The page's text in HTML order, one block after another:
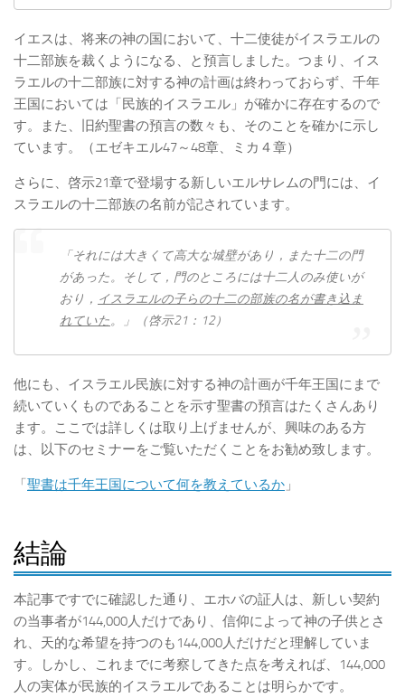
イエスは、将来の神の国において、十二使徒がイスラエルの
十二部族を裁くようになる、と預言しました。つまり、イス
ラエルの十二部族に対する神の計画は終わっておらず、千年
王国においては「民族的イスラエル」が確かに存在するので
す。また、旧約聖書の預言の数々も、そのことを確かに示し
ています。（エゼキエル47～48章、ミカ４章）
さらに、啓示21章で登場する新しいエルサレムの門には、イ
スラエルの十二部族の名前が記されています。
「それには大きくて高大な城壁があり，また十二の門
があった。そして，門のところには十二人のみ使いが
おり， イスラエルの子らの十二の部族の名が書き込ま
れていた。」（啓示21：12）
他にも、イスラエル民族に対する神の計画が千年王国にまで
続いていくものであることを示す聖書の預言はたくさんあり
ます。ここでは詳しくは取り上げませんが、興味のある方
は、以下のセミナーをご覧いただくことをお勧め致します。
「 聖書は千年王国について何を教えているか 」
結論
本記事ですでに確認した通り、エホバの証人は、新しい契約
の当事者が144,000人だけであり、信仰によって神の子供とさ
れ、天的な希望を持つのも144,000人だけだと理解していま
す。しかし、これまでに考察してきた点を考えれば、144,000
人の実体が民族的イスラエルであることは明らかです。